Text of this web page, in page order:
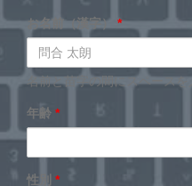
お名前（漢字） *
名前と苗字の間にスペース
年齢 *
性別 *